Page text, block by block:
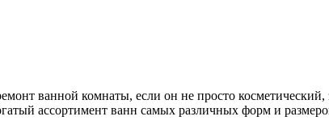
ванной комнаты, если он не просто
ассортимент ванн самых различных форм и